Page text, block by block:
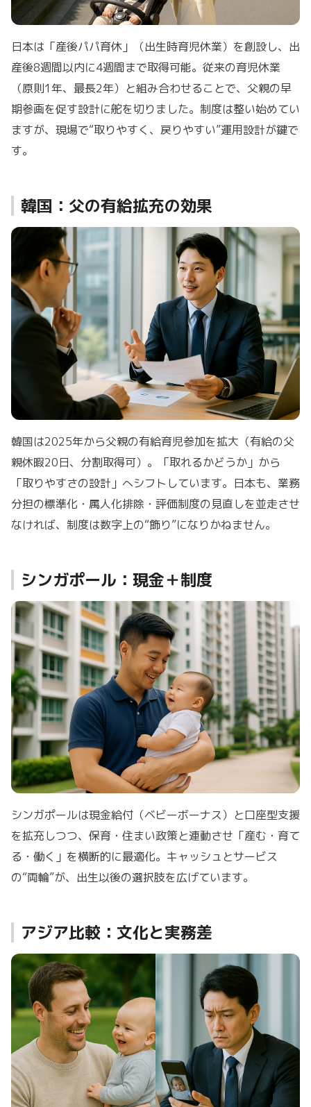
日本は「産後パパ育休」（出生時育児休業）を創設し、出
産後8週間以内に4週間まで取得可能。従来の育児休業
（原則1年、最長2年）と組み合わせることで、父親の早
期参画を促す設計に舵を切りました。制度は整い始めてい
ますが、現場で“取りやすく、戻りやすい”運用設計が鍵で
す。
韓国：父の有給拡充の効果
韓国は2025年から父親の有給育児参加を拡大（有給の父
親休暇20日、分割取得可）。「取れるかどうか」から
「取りやすさの設計」へシフトしています。日本も、業務
分担の標準化・属人化排除・評価制度の見直しを並走させ
なければ、制度は数字上の“飾り”になりかねません。
シンガポール：現金＋制度
シンガポールは現金給付（ベビーボーナス）と口座型支援
を拡充しつつ、保育・住まい政策と連動させ「産む・育て
る・働く」を横断的に最適化。キャッシュとサービス
の“両輪”が、出生以後の選択肢を広げています。
アジア比較：文化と実務差